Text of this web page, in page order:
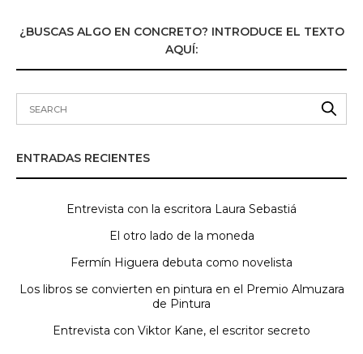
¿BUSCAS ALGO EN CONCRETO? INTRODUCE EL TEXTO
AQUÍ:
ENTRADAS RECIENTES
Entrevista con la escritora Laura Sebastiá
El otro lado de la moneda
Fermín Higuera debuta como novelista
Los libros se convierten en pintura en el Premio Almuzara
de Pintura
Entrevista con Viktor Kane, el escritor secreto